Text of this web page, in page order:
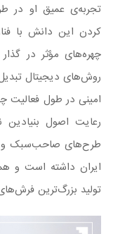
تجربه‌ی عمیق او در
کردن این دانش با
چهره‌های مؤثر در
روش‌های دیجیتال
امینی در طول فعالیت
رعایت اصول
طرح‌های صاحب‌سبک و
ایران داشته است و
تولید بزرگ‌ترین